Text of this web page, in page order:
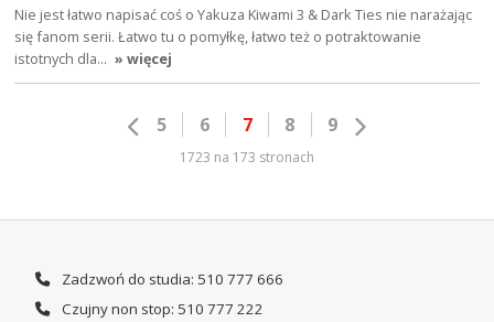
Nie jest łatwo napisać coś o Yakuza Kiwami 3 & Dark Ties nie narażając
się fanom serii. Łatwo tu o pomyłkę, łatwo też o potraktowanie
istotnych dla… » więcej
5 6 7 8 9
1723 na 173 stronach
Zadzwoń do studia: 510 777 666
Czujny non stop: 510 777 222